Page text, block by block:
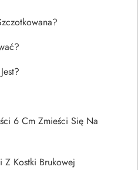
6 Cm Zmieści Się Na
Z Kostki Brukowej